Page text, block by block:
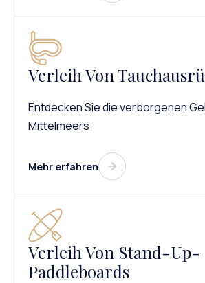
Verleih Von
Entdecken Sie die verborgenen
Mittelmeers
Mehr erfahren
Verleih Von Stand-Up-
Paddleboards